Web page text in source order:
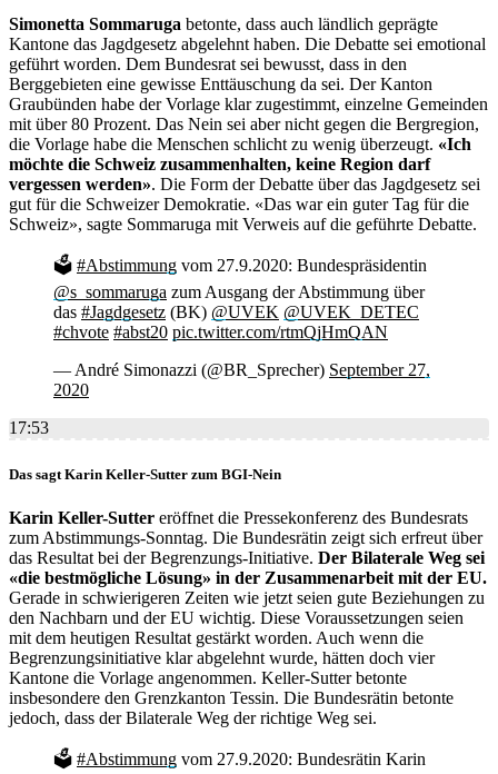
Simonetta Sommaruga betonte, dass auch ländlich geprägte
Kantone das Jagdgesetz abgelehnt haben. Die Debatte sei emotional
geführt worden. Dem Bundesrat sei bewusst, dass in den
Berggebieten eine gewisse Enttäuschung da sei. Der Kanton
Graubünden habe der Vorlage klar zugestimmt, einzelne Gemeinden
mit über 80 Prozent. Das Nein sei aber nicht gegen die Bergregion,
die Vorlage habe die Menschen schlicht zu wenig überzeugt. «Ich
möchte die Schweiz zusammenhalten, keine Region darf
vergessen werden». Die Form der Debatte über das Jagdgesetz sei
gut für die Schweizer Demokratie. «Das war ein guter Tag für die
Schweiz», sagte Sommaruga mit Verweis auf die geführte Debatte.
🗳 #Abstimmung vom 27.9.2020: Bundespräsidentin
@s_sommaruga zum Ausgang der Abstimmung über
das #Jagdgesetz (BK) @UVEK @UVEK_DETEC
#chvote #abst20 pic.twitter.com/rtmQjHmQAN
— André Simonazzi (@BR_Sprecher) September 27,
2020
17:53
Das sagt Karin Keller-Sutter zum BGI-Nein
Karin Keller-Sutter eröffnet die Pressekonferenz des Bundesrats
zum Abstimmungs-Sonntag. Die Bundesrätin zeigt sich erfreut über
das Resultat bei der Begrenzungs-Initiative. Der Bilaterale Weg sei
«die bestmögliche Lösung» in der Zusammenarbeit mit der EU.
Gerade in schwierigeren Zeiten wie jetzt seien gute Beziehungen zu
den Nachbarn und der EU wichtig. Diese Voraussetzungen seien
mit dem heutigen Resultat gestärkt worden. Auch wenn die
Begrenzungsinitiative klar abgelehnt wurde, hätten doch vier
Kantone die Vorlage angenommen. Keller-Sutter betonte
insbesondere den Grenzkanton Tessin. Die Bundesrätin betonte
jedoch, dass der Bilaterale Weg der richtige Weg sei.
🗳 #Abstimmung vom 27.9.2020: Bundesrätin Karin